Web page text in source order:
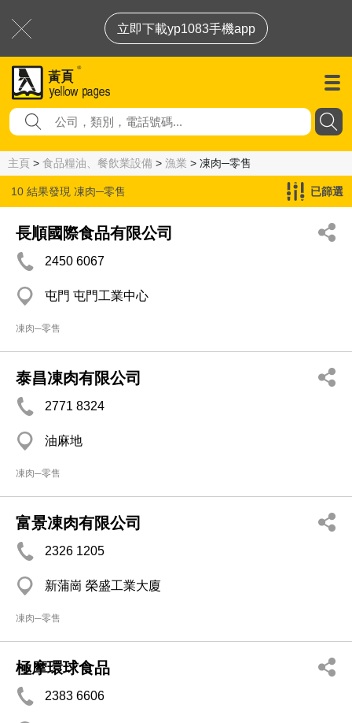
立即下載yp1083手機app
主頁 > 食品糧油、餐飲業設備 > 漁業 > 凍肉─零售
10 結果發現 凍肉─零售 已篩選
長順國際食品有限公司
2450 6067
屯門 屯門工業中心
凍肉─零售
泰昌凍肉有限公司
2771 8324
油麻地
凍肉─零售
富景凍肉有限公司
2326 1205
新蒲崗 榮盛工業大廈
凍肉─零售
極摩環球食品
2383 6606